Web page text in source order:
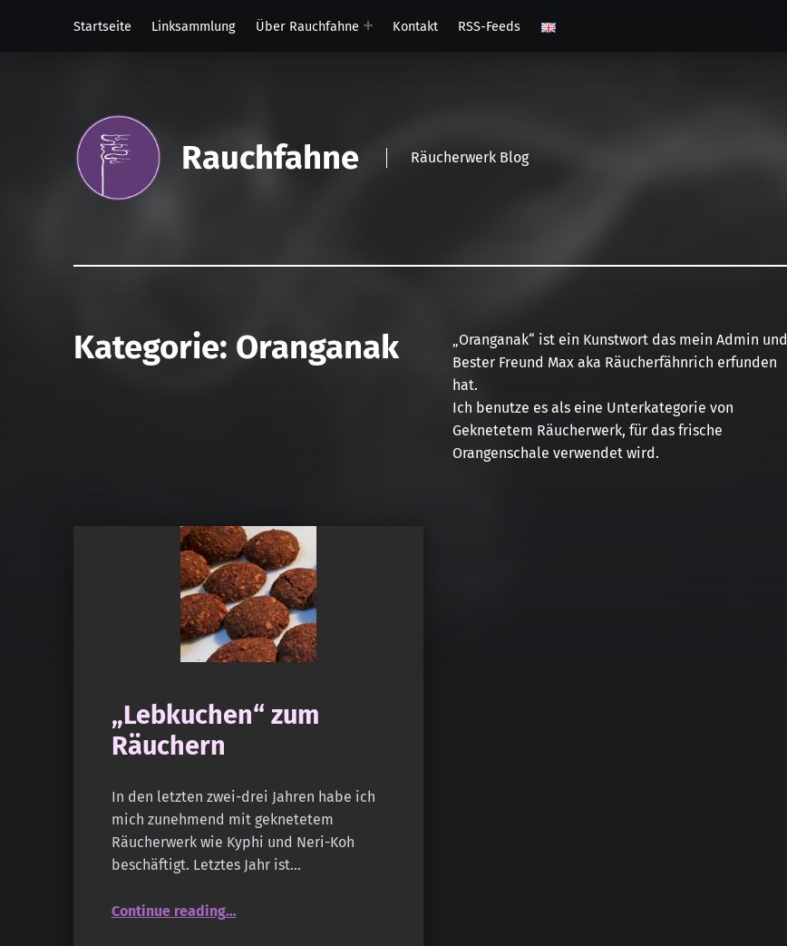
Startseite
Linksammlung Über Rauchfahne Kontakt RSS-Feeds
Rauchfahne Räucherwerk Blog
Kategorie: Oranganak
„Oranganak“ ist ein Kunstwort das mein Admin und
Bester Freund Max aka Räucherfähnrich erfunden
hat.
Ich benutze es als eine Unterkategorie von
Geknetetem Räucherwerk, für das frische
Orangenschale verwendet wird.
„Lebkuchen“ zum
Räuchern
In den letzten zwei-drei Jahren habe ich
mich zunehmend mit geknetetem
Räucherwerk wie Kyphi und Neri-Koh
beschäftigt. Letztes Jahr ist…
Continue reading…